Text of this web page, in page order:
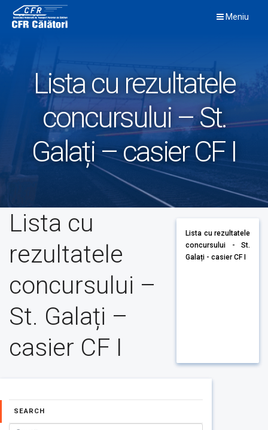
content
Meniu
Lista cu rezultatele
concursului – St.
Galați – casier CF I
Lista cu
rezultatele
concursului –
St. Galați –
casier CF I
Lista cu rezultatele
concursului - St.
Galați - casier CF I
SEARCH